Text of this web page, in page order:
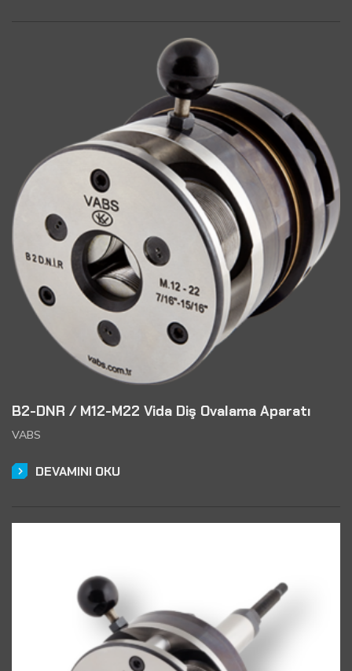
B2-DNR / M12-M22 Vida Diş Ovalama Aparatı
VABS
DEVAMINI OKU